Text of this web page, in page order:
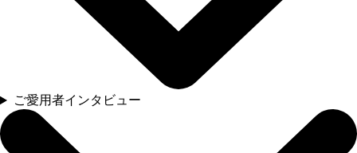
ご愛用者インタビュー